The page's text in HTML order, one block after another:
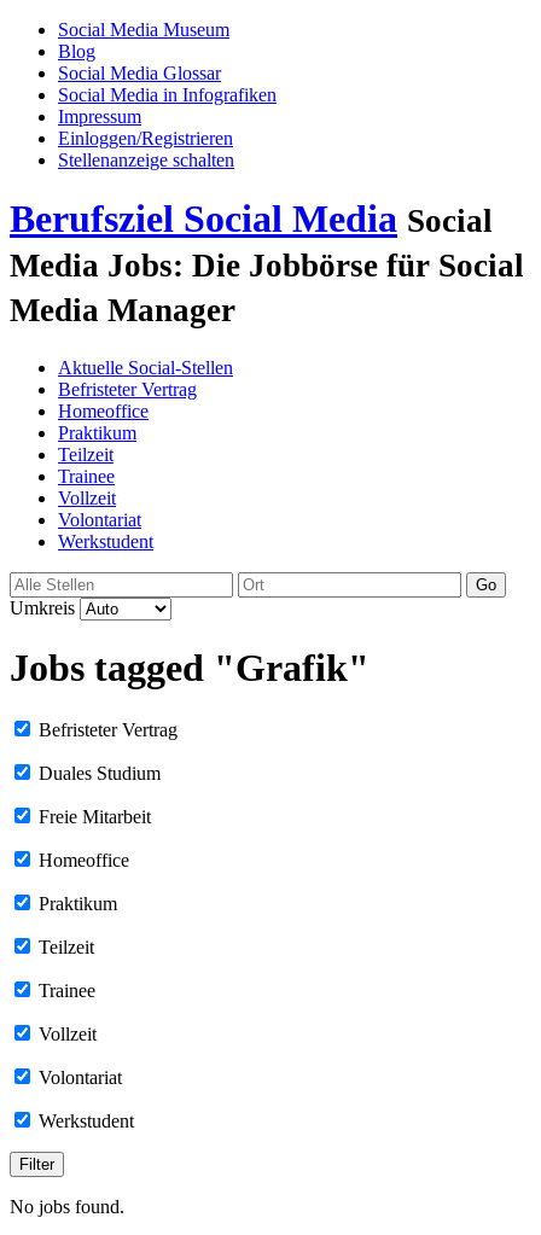
Social Media Museum
Blog
Social Media Glossar
Social Media in Infografiken
Impressum
Einloggen/Registrieren
Stellenanzeige schalten
Berufsziel Social Media Social
Media Jobs: Die Jobbörse für Social
Media Manager
Aktuelle Social-Stellen
Befristeter Vertrag
Homeoffice
Praktikum
Teilzeit
Trainee
Vollzeit
Volontariat
Werkstudent
Go
Umkreis
Jobs tagged "Grafik"
Befristeter Vertrag
Duales Studium
Freie Mitarbeit
Homeoffice
Praktikum
Teilzeit
Trainee
Vollzeit
Volontariat
Werkstudent
No jobs found.